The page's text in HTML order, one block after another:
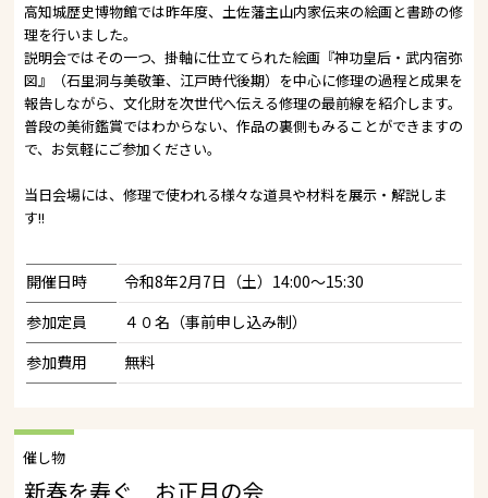
高知城歴史博物館では昨年度、土佐藩主山内家伝来の絵画と書跡の修
理を行いました。
説明会ではその一つ、掛軸に仕立てられた絵画『神功皇后・武内宿弥
図』（石里洞与美敬筆、江戸時代後期）を中心に修理の過程と成果を
報告しながら、文化財を次世代へ伝える修理の最前線を紹介します。
普段の美術鑑賞ではわからない、作品の裏側もみることができますの
で、お気軽にご参加ください。
当日会場には、修理で使われる様々な道具や材料を展示・解説しま
す!!
開催日時
令和8年2月7日（土）14:00～15:30
参加定員
４０名（事前申し込み制）
参加費用
無料
催し物
新春を寿ぐ お正月の会